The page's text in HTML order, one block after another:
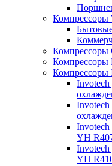
Компрессоры
Компрессоры
Компрессоры
Invotech
Invotech
Invotech
YH
Invotech
YH